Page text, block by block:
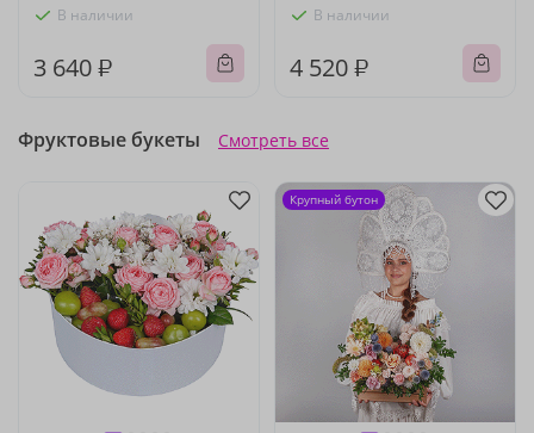
В наличии
3 640 ₽
В наличии
4 520 ₽
Фруктовые букеты Смотреть все
Крупный бутон